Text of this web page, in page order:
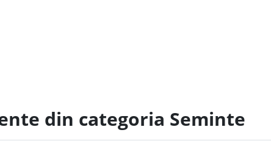
din categoria Seminte